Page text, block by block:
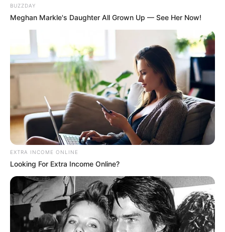
Está pronto nosso organizador! Viu como foi
super fácil fazer?
Gostou da ideia acima? Temos essa e outras bem
legais aqui no nosso site! Continue nos
acompanhando e até mais!
Crédito das fotos:
http://modpodgerocksblog.com/2013/03/recycled-
craft-diy-desk-organizer.html
BUZZDAY
Meghan Markle's Daughter All Grown Up — See Her Now!
EXTRA INCOME ONLINE
Looking For Extra Income Online?